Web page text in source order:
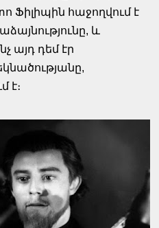
Ֆիլիպին հաջողվում է
և
այդ դեմ էր
է։